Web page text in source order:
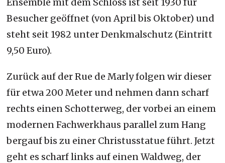
Besucher geöffnet (von April bis Oktober) und
steht seit 1982 unter Denkmalschutz (Eintritt
9,50 Euro).
Zurück auf der Rue de Marly folgen wir dieser
für etwa 200 Meter und nehmen dann scharf
rechts einen Schotterweg, der vorbei an einem
modernen Fachwerkhaus parallel zum Hang
bergauf bis zu einer Christusstatue führt. Jetzt
geht es scharf links auf einen Waldweg, der